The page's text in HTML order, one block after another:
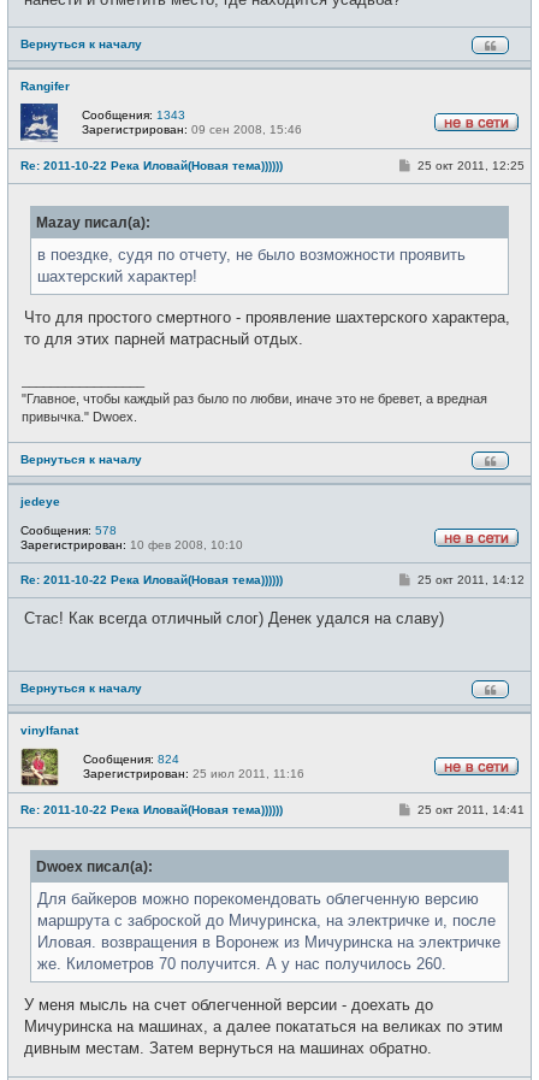
е
Вернуться к началу
Rangifer
е
в
с
Сообщения: 1343
Зарегистрирован: 09 сен 2008, 15:46
Re: 2011-10-22 Река Иловай(Новая тема))))))
С
б
е
н
25 окт 2011, 12:25
Mazay писал(а):
в поездке, судя по отчету, не было возможности проявить
шахтерский характер!
Что для простого смертного - проявление шахтерского характера,
то для этих парней матрасный отдых.
"Главное, чтобы каждый раз было по любви, иначе это не бревет, а вредная
привычка." Dwoex.
Вернуться к началу
jedeye
в
с
Сообщения: 578
Зарегистрирован: 10 фев 2008, 10:10
Re: 2011-10-22 Река Иловай(Новая тема))))))
С
б
25 окт 2011, 14:12
Стас! Как всегда отличный слог) Денек удался на славу)
Вернуться к началу
vinylfanat
е
в
с
Сообщения: 824
Зарегистрирован: 25 июл 2011, 11:16
Re: 2011-10-22 Река Иловай(Новая тема))))))
С
б
е
н
е
25 окт 2011, 14:41
Dwoex писал(а):
Для байкеров можно порекомендовать облегченную версию
маршрута с заброской до Мичуринска, на электричке и, после
Иловая. возвращения в Воронеж из Мичуринска на электричке
же. Километров 70 получится. А у нас получилось 260.
У меня мысль на счет облегченной версии - доехать до
Мичуринска на машинах, а далее покататься на великах по этим
дивным местам. Затем вернуться на машинах обратно.